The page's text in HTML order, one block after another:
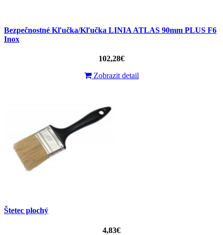
Bezpečnostné Kľučka/Kľučka LINIA ATLAS 90mm PLUS F6
Inox
102,28€
Zobrazit detail
Štetec plochý
4,83€